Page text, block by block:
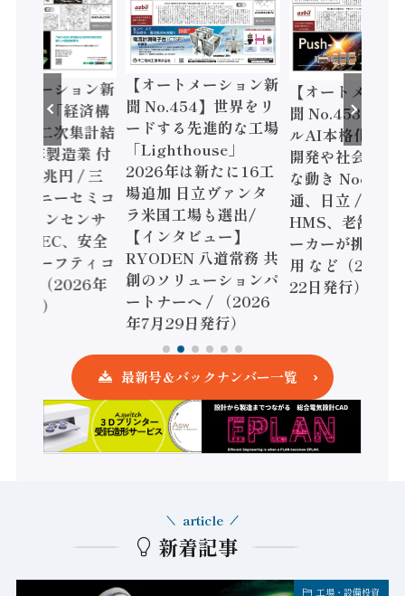
トメーション新
】「経済構
調査二次集計結
年製造業 付
額86兆円 / 三
とソニーセミコ
ジョンセンサ
/ IDEC、安全
すセーフティコ
ーラ（2026年
発行）
【オートメーション新
聞 No.454】世界をリ
ードする先進的な工場
「Lighthouse」
2026年は新たに16工
場追加 日立ヴァンタ
ラ米国工場も選出/
【インタビュー】
RYODEN 八道常務 共
創のソリューションパ
ートナーへ / （2026
年7月29日発行）
【オートメーシ
聞 No.453】フ
ルAI本格化へ
開発や社会実装
な動き Noetra
通、日立 / 兵神
HMS、老舗ポ
ーカーが挑むデ
用 など（2026
22日発行）
最新号＆バックナンバー一覧
新着記事
article
工場・設備投資